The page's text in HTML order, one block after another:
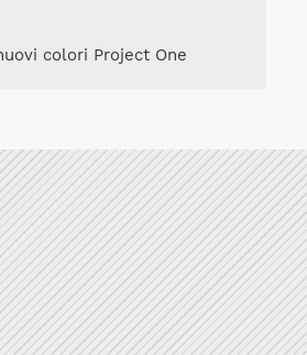
colori Project One